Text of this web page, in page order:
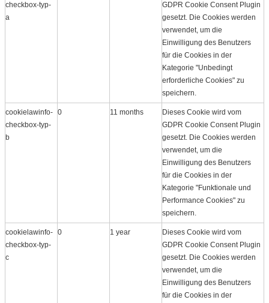
checkbox-typ-
a
GDPR Cookie Consent Plugin
gesetzt. Die Cookies werden
verwendet, um die
Einwilligung des Benutzers
für die Cookies in der
Kategorie "Unbedingt
erforderliche Cookies" zu
speichern.
cookielawinfo-
checkbox-typ-
b
0 11 months
Dieses Cookie wird vom
GDPR Cookie Consent Plugin
gesetzt. Die Cookies werden
verwendet, um die
Einwilligung des Benutzers
für die Cookies in der
Kategorie "Funktionale und
Performance Cookies" zu
speichern.
cookielawinfo-
checkbox-typ-
c
0 1 year
Dieses Cookie wird vom
GDPR Cookie Consent Plugin
gesetzt. Die Cookies werden
verwendet, um die
Einwilligung des Benutzers
für die Cookies in der